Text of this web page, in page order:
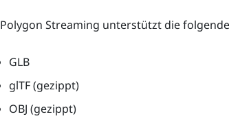
Polygon Streaming unterstützt die
GLB
glTF (gezippt)
OBJ (gezippt)